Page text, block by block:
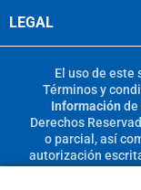
LEGAL
El uso de
Términos y
Información de
Derechos
o parcial, así
autorización